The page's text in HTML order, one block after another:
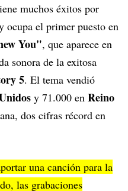
muchos éxitos por
ocupa el primer puesto en
You", que aparece en
sonora de la exitosa
5. El tema vendió
y 71.000 en Reino
dos cifras récord en
una canción para la
las grabaciones